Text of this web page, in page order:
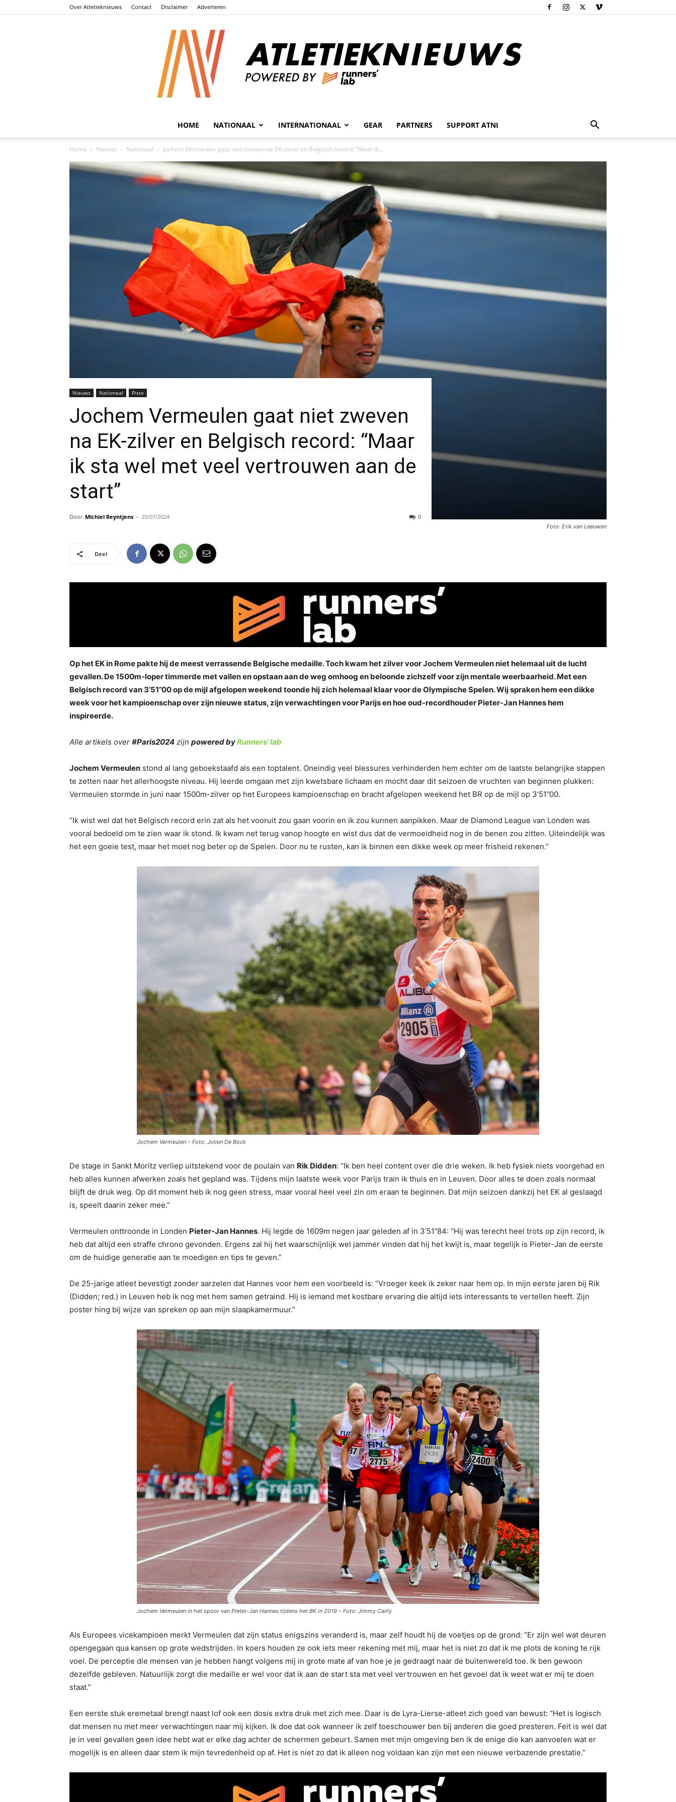
Over Atletieknieuws Contact Disclaimer Adverteren
Atletieknieuws
HOME NATIONAAL INTERNATIONAAL GEAR PARTNERS SUPPORT ATNI
Home Nieuws Nationaal Jochem Vermeulen gaat niet zweven na EK-zilver en Belgisch record: “Maar ik...
Foto: Erik van Leeuwen
Nieuws Nationaal Piste
Jochem Vermeulen gaat niet zweven
na EK-zilver en Belgisch record: “Maar
ik sta wel met veel vertrouwen aan de
start”
Door Michiel Reyntjens - 25/07/2024 0
Deel
Op het EK in Rome pakte hij de meest verrassende Belgische medaille. Toch kwam het zilver voor Jochem Vermeulen niet helemaal uit de lucht
gevallen. De 1500m-loper timmerde met vallen en opstaan aan de weg omhoog en beloonde zichzelf voor zijn mentale weerbaarheid. Met een
Belgisch record van 3’51”00 op de mijl afgelopen weekend toonde hij zich helemaal klaar voor de Olympische Spelen. Wij spraken hem een dikke
week voor het kampioenschap over zijn nieuwe status, zijn verwachtingen voor Parijs en hoe oud-recordhouder Pieter-Jan Hannes hem
inspireerde.
Alle artikels over #Paris2024 zijn powered byRunners' lab
Jochem Vermeulen stond al lang geboekstaafd als een toptalent. Oneindig veel blessures verhinderden hem echter om de laatste belangrijke stappen
te zetten naar het allerhoogste niveau. Hij leerde omgaan met zijn kwetsbare lichaam en mocht daar dit seizoen de vruchten van beginnen plukken:
Vermeulen stormde in juni naar 1500m-zilver op het Europees kampioenschap en bracht afgelopen weekend het BR op de mijl op 3’51”00.
“Ik wist wel dat het Belgisch record erin zat als het vooruit zou gaan voorin en ik zou kunnen aanpikken. Maar de Diamond League van Londen was
vooral bedoeld om te zien waar ik stond. Ik kwam net terug vanop hoogte en wist dus dat de vermoeidheid nog in de benen zou zitten. Uiteindelijk was
het een goeie test, maar het moet nog beter op de Spelen. Door nu te rusten, kan ik binnen een dikke week op meer frisheid rekenen.”
Jochem Vermeulen – Foto: Jolien De Bock
De stage in Sankt Moritz verliep uitstekend voor de poulain van Rik Didden: “Ik ben heel content over die drie weken. Ik heb fysiek niets voorgehad en
heb alles kunnen afwerken zoals het gepland was. Tijdens mijn laatste week voor Parijs train ik thuis en in Leuven. Door alles te doen zoals normaal
blijft de druk weg. Op dit moment heb ik nog geen stress, maar vooral heel veel zin om eraan te beginnen. Dat mijn seizoen dankzij het EK al geslaagd
is, speelt daarin zeker mee.”
Vermeulen onttroonde in Londen Pieter-Jan Hannes. Hij legde de 1609m negen jaar geleden af in 3’51”84: “Hij was terecht heel trots op zijn record, ik
heb dat altijd een straffe chrono gevonden. Ergens zal hij het waarschijnlijk wel jammer vinden dat hij het kwijt is, maar tegelijk is Pieter-Jan de eerste
om de huidige generatie aan te moedigen en tips te geven.”
De 25-jarige atleet bevestigt zonder aarzelen dat Hannes voor hem een voorbeeld is: “Vroeger keek ik zeker naar hem op. In mijn eerste jaren bij Rik
(Didden; red.) in Leuven heb ik nog met hem samen getraind. Hij is iemand met kostbare ervaring die altijd iets interessants te vertellen heeft. Zijn
poster hing bij wijze van spreken op aan mijn slaapkamermuur.”
Jochem Vermeulen in het spoor van Pieter-Jan Hannes tijdens het BK in 2019 – Foto: Jimmy Cailly
Als Europees vicekampioen merkt Vermeulen dat zijn status enigszins veranderd is, maar zelf houdt hij de voetjes op de grond: “Er zijn wel wat deuren
opengegaan qua kansen op grote wedstrijden. In koers houden ze ook iets meer rekening met mij, maar het is niet zo dat ik me plots de koning te rijk
voel. De perceptie die mensen van je hebben hangt volgens mij in grote mate af van hoe je je gedraagt naar de buitenwereld toe. Ik ben gewoon
dezelfde gebleven. Natuurlijk zorgt die medaille er wel voor dat ik aan de start sta met veel vertrouwen en het gevoel dat ik weet wat er mij te doen
staat.”
Een eerste stuk eremetaal brengt naast lof ook een dosis extra druk met zich mee. Daar is de Lyra-Lierse-atleet zich goed van bewust: “Het is logisch
dat mensen nu met meer verwachtingen naar mij kijken. Ik doe dat ook wanneer ik zelf toeschouwer ben bij anderen die goed presteren. Feit is wel dat
je in veel gevallen geen idee hebt wat er elke dag achter de schermen gebeurt. Samen met mijn omgeving ben ik de enige die kan aanvoelen wat er
mogelijk is en alleen daar stem ik mijn tevredenheid op af. Het is niet zo dat ik alleen nog voldaan kan zijn met een nieuwe verbazende prestatie.”